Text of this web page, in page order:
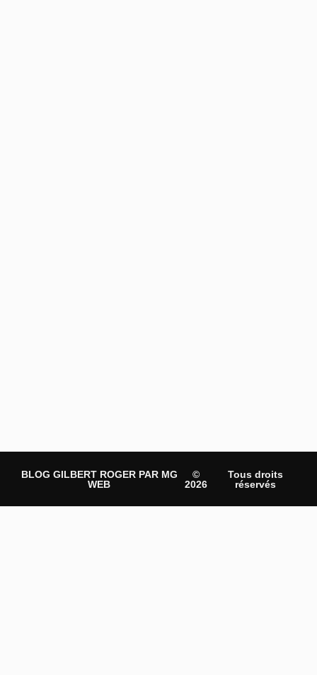
BLOG GILBERT ROGER PAR MG
WEB
©
2026
Tous droits
réservés